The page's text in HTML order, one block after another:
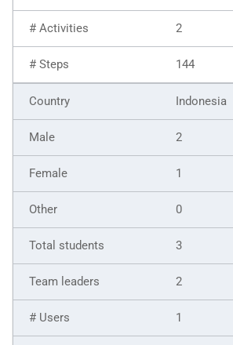
2
144
Indonesia
2
1
0
3
2
1